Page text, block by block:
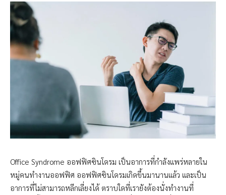
Office Syndrome ออฟฟิศซินโดรม เป็นอาการที่กำลังแพร่หลายใน
หมู่คนทำงานออฟฟิศ ออฟฟิศซินโดรมเกิดขึ้นมานานแล้ว และเป็น
อาการที่ไม่สามารถหลีกเลี่ยงได้ ตราบใดที่เรายังต้องนั่งทำงานที่